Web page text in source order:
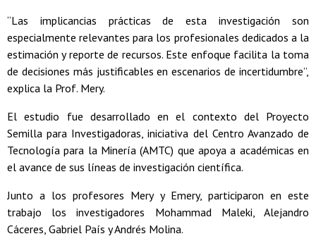
“Las implicancias prácticas de esta investigación son
especialmente relevantes para los profesionales dedicados a la
estimación y reporte de recursos. Este enfoque facilita la toma
de decisiones más justificables en escenarios de incertidumbre”,
explica la Prof. Mery.
El estudio fue desarrollado en el contexto del Proyecto
Semilla para Investigadoras, iniciativa del Centro Avanzado de
Tecnología para la Minería (AMTC) que apoya a académicas en
el avance de sus líneas de investigación científica.
Junto a los profesores Mery y Emery, participaron en este
trabajo los investigadores Mohammad Maleki, Alejandro
Cáceres, Gabriel País y Andrés Molina.